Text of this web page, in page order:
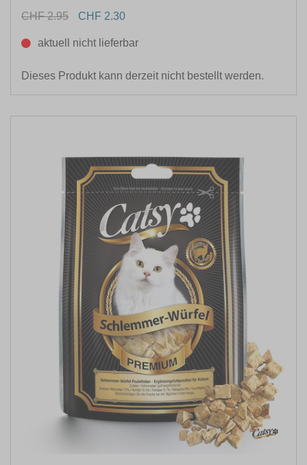
CHF 2.95
CHF 2.30
aktuell nicht lieferbar
Dieses Produkt kann derzeit nicht bestellt werden.